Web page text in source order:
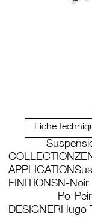
Fiche
COLLECTION
APPLICATION
FINITIONSN-Noir
Po-
DESIGNERHugo